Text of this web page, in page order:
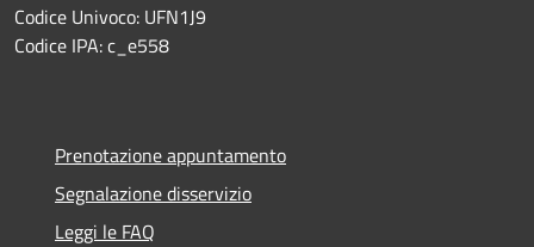
Codice Univoco: UFN1J9
Codice IPA: c_e558
Prenotazione appuntamento
Segnalazione disservizio
Leggi le FAQ